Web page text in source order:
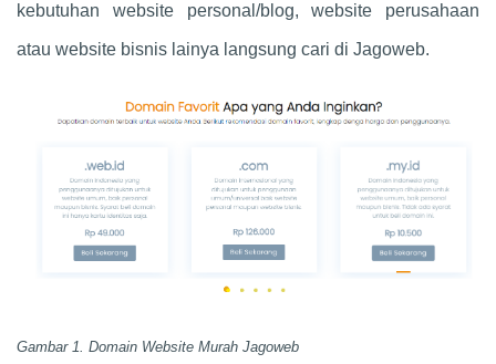
kebutuhan website personal/blog, website perusahaan
atau website bisnis lainya langsung cari di Jagoweb.
Gambar 1. Domain Website Murah Jagoweb